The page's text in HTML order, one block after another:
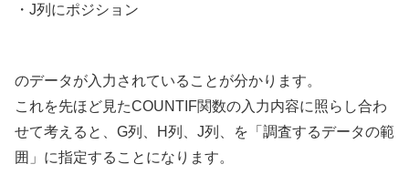
・J列にポジション
のデータが入力されていることが分かります。
これを先ほど見たCOUNTIF関数の入力内容に照らし合わ
せて考えると、G列、H列、J列、を「調査するデータの範
囲」に指定することになります。